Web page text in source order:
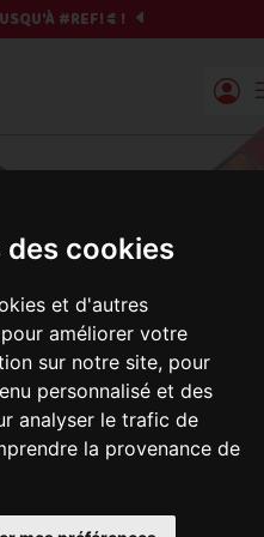
cookies
et d'autres
améliorer votre
sur notre site, pour
personnalisé et des
analyser le trafic de
la provenance de
#REF!€ !
| Mobile & you
et vos informations,
parti !
meilleures
: